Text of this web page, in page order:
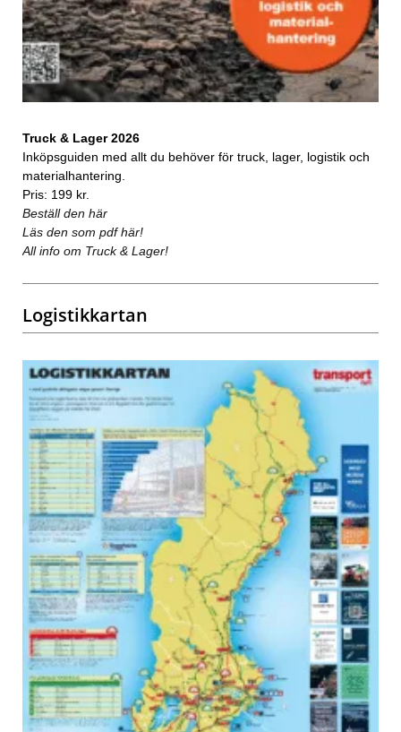
Truck & Lager 2026
Inköpsguiden med allt du behöver för truck, lager, logistik och
materialhantering.
Pris: 199 kr.
Beställ den här
Läs den som pdf här!
All info om Truck & Lager!
Logistikkartan